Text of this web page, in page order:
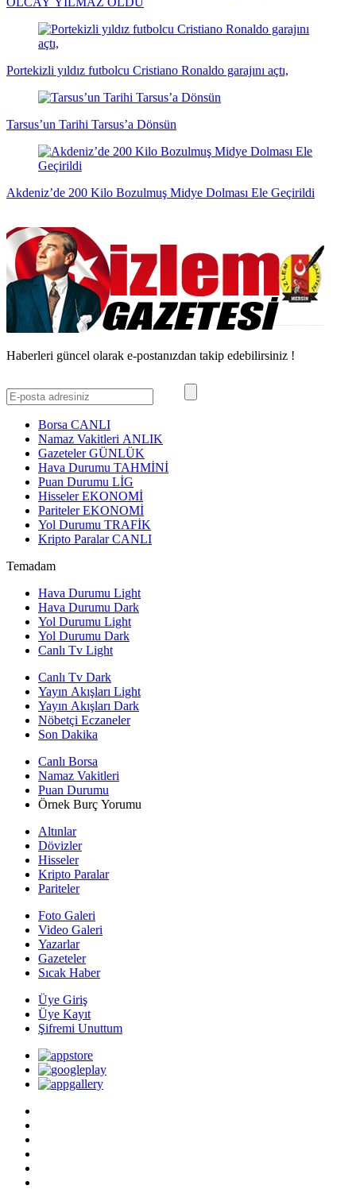
Portekizli yıldız futbolcu Cristiano Ronaldo garajını açtı,
Tarsus’un Tarihi Tarsus’a Dönsün
Akdeniz’de 200 Kilo Bozulmuş Midye Dolması Ele Geçirildi
Haberleri güncel olarak e-postanızdan takip edebilirsiniz !
Borsa CANLI
Namaz Vakitleri ANLIK
GazetelerGÜNLÜK
Hava Durumu TAHMİNİ
Puan Durumu LİG
HisselerEKONOMİ
ParitelerEKONOMİ
Yol Durumu TRAFİK
Kripto ParalarCANLI
Temadam
Hava Durumu Light
Hava Durumu Dark
Yol Durumu Light
Yol Durumu Dark
Canlı Tv Light
Canlı Tv Dark
Yayın Akışları Light
Yayın Akışları Dark
Nöbetçi Eczaneler
Son Dakika
Canlı Borsa
Namaz Vakitleri
Puan Durumu
Örnek Burç Yorumu
Altınlar
Dövizler
Hisseler
Kripto Paralar
Pariteler
Foto Galeri
Video Galeri
Yazarlar
Gazeteler
Sıcak Haber
Üye Giriş
Üye Kayıt
Şifremi Unuttum